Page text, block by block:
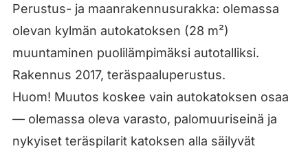
Perustus- ja maanrakennusurakka: olemassa
olevan kylmän autokatoksen (28 m²)
muuntaminen puolilämpimäksi autotalliksi.
Rakennus 2017, teräspaaluperustus.
Huom! Muutos koskee vain autokatoksen osaa
— olemassa oleva varasto, palomuuriseinä ja
nykyiset teräspilarit katoksen alla säilyvät